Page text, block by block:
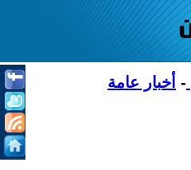
- أخبار عامة